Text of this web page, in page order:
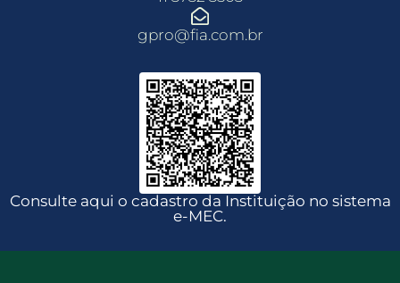
gpro@fia.com.br
Consulte aqui o cadastro da Instituição no sistema
e-MEC.